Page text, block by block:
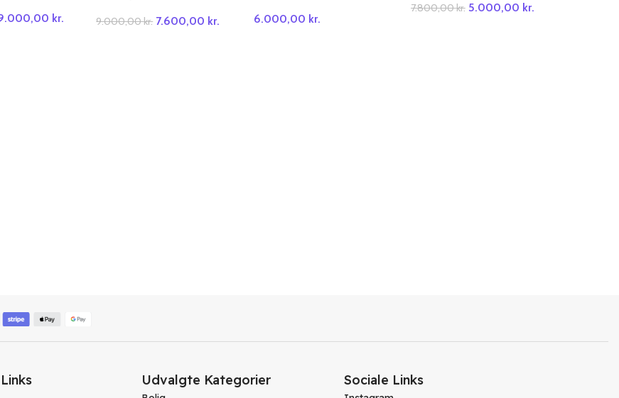
kr. 9.000,00kr. 7.600,00 kr. 6.000,00 kr.
7.800,00kr. 5.000,00 kr.
Udvalgte Kategorier Sociale Links